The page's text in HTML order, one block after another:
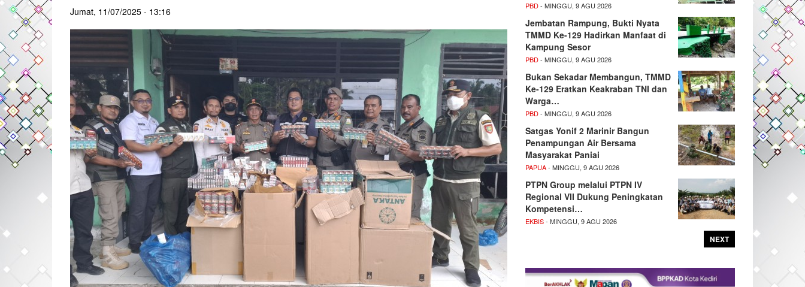
Jumat, 11/07/2025 - 13:16 PBD- MINGGU, 9 AGU 2026
Jembatan Rampung, Bukti Nyata
TMMD Ke-129 Hadirkan Manfaat di
Kampung Sesor
PBD- MINGGU, 9 AGU 2026
Bukan Sekadar Membangun, TMMD
Ke-129 Eratkan Keakraban TNI dan
Warga…
PBD- MINGGU, 9 AGU 2026
Satgas Yonif 2 Marinir Bangun
Penampungan Air Bersama
Masyarakat Paniai
PAPUA- MINGGU, 9 AGU 2026
PTPN Group melalui PTPN IV
Regional VII Dukung Peningkatan
Kompetensi…
EKBIS- MINGGU, 9 AGU 2026
NEXT